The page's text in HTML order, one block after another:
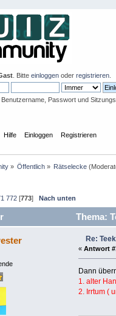
. Bitte einloggenoder registrieren.
Benutzername, Passwort und
Hilfe Einloggen Registrieren
» Öffentlich » Rätselecke
772[773] Nach unten
Thema:
Re:
«Antwort
Dann
1. alter
2. Irrtum (